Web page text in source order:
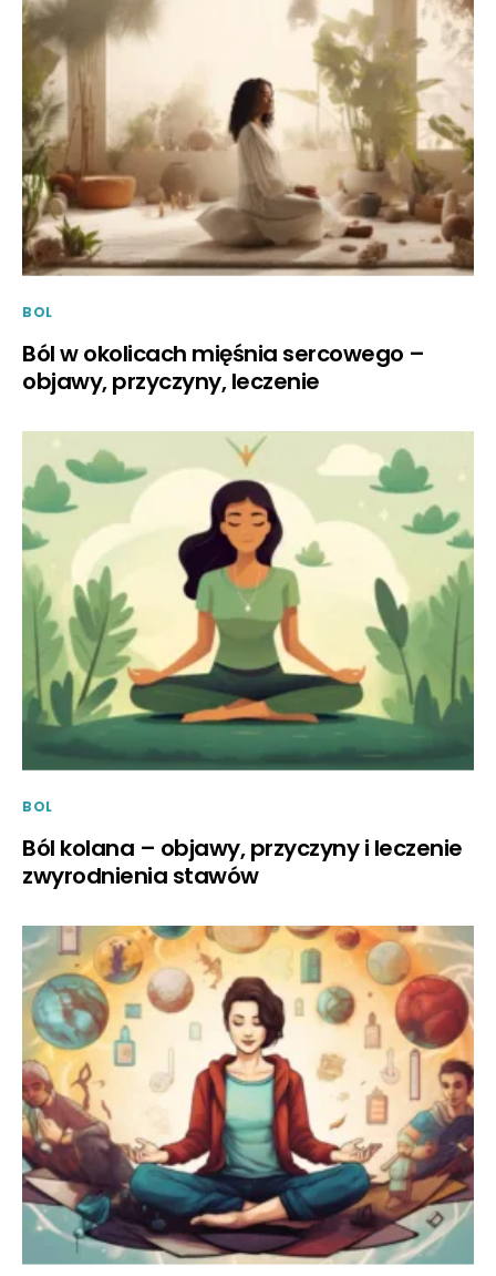
BOL
Ból w okolicach mięśnia sercowego –
objawy, przyczyny, leczenie
BOL
Ból kolana – objawy, przyczyny i leczenie
zwyrodnienia stawów